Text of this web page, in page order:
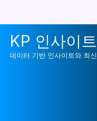
KP 인사이
데이터 기반 인사이트와 최